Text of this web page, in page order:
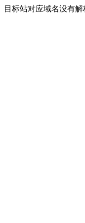
目标站对应域名没有解